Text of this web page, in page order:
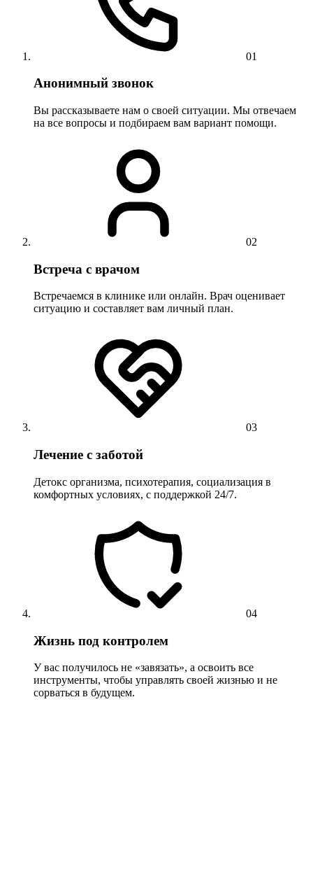
01
Анонимный звонок
Вы рассказываете нам о своей ситуации. Мы отвечаем
на все вопросы и подбираем вам вариант помощи.
02
Встреча с врачом
Встречаемся в клинике или онлайн. Врач оценивает
ситуацию и составляет вам личный план.
03
Лечение с заботой
Детокс организма, психотерапия, социализация в
комфортных условиях, с поддержкой 24/7.
04
Жизнь под контролем
У вас получилось не «завязать», а освоить все
инструменты, чтобы управлять своей жизнью и не
сорваться в будущем.